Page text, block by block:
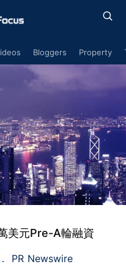
Bloggers Property
美元Pre-A輪融資
PR Newswire